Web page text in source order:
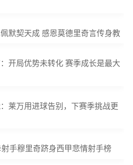
默契天成 感恩莫德里奇言传身教
开局优势未转化 赛季成长是最大
莱万用进球告别，下赛季挑战更
手穆里奇跻身西甲悲情射手榜